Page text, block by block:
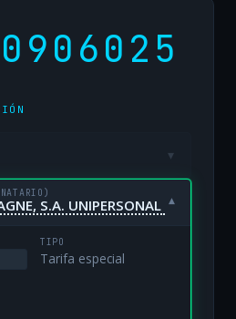
▾
S.A. UNIPERSONAL ▾
TIPO
Tarifa especial